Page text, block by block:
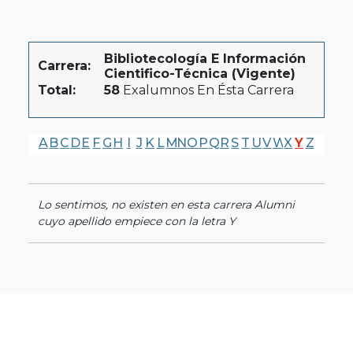
Carrera:
Bibliotecología E Información
Cientifico-Técnica (Vigente)
Total:
58 Exalumnos En Ésta Carrera
A BC DE F G H I J K LMNO PQR S T UVWX Y Z
Lo sentimos, no existen en esta carrera Alumni
cuyo apellido empiece con la letra Y